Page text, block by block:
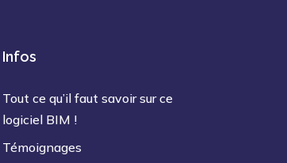
Infos
Tout ce qu’il faut savoir sur ce
logiciel BIM !
Témoignages